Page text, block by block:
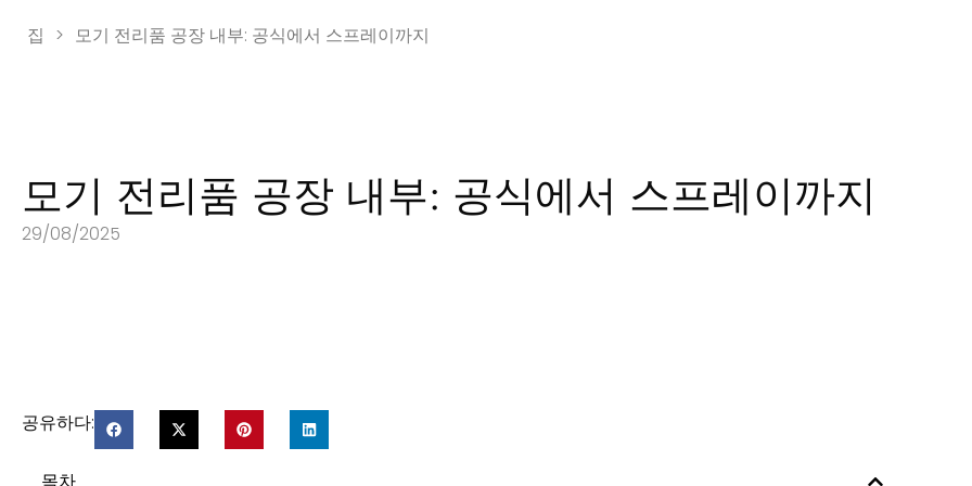
집 > 모기 전리품 공장 내부: 공식에서 스프레이까지
모기 전리품 공장 내부: 공식에서 스프레이까지
29/08/2025
공유하다: